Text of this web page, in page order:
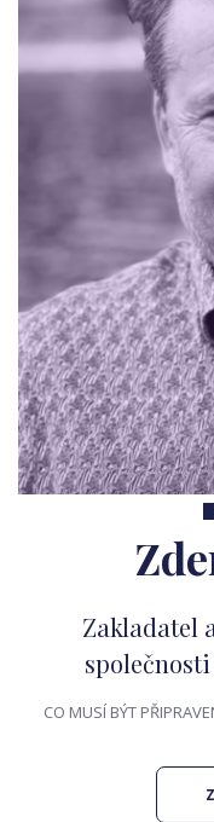
Zakladatel
společnosti
CO MUSÍ BÝT